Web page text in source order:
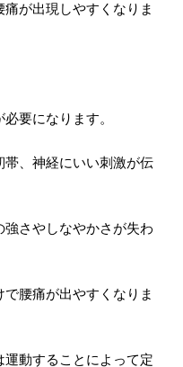
が出現しやすくなりま
要になります。
、神経にいい刺激が伝
さやしなやかさが失わ
腰痛が出やすくなりま
動することによって定